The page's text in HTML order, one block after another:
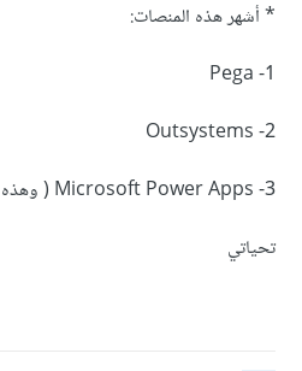
* أشهر هذه المنصات:
1- Pega
2- Outsystems
3- Microsoft Power Apps ( وهذه المنصة موجودة على ال cloud )
تحياتي